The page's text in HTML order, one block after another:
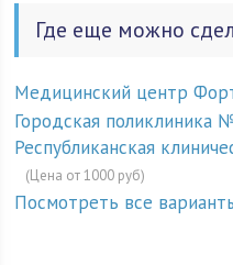
Где еще можно
Медицинский центр
Городская поликлиника
Республиканская
(Цена от 1000 руб)
Посмотреть все